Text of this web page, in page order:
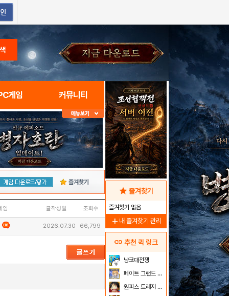
게임 커뮤니티
즐겨찾기
임 글작성일 조회수
2026.07.30 66,799
2015.03.06 233,151
2022.04.12 153,651
star 즐겨찾기
즐겨찾기 없음
add 내 즐겨찾기 관리
link 추천 퀵 링크
냥코대전쟁
페이트 그랜드 오더
원피스 트레저 크루즈